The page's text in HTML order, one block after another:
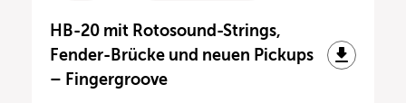
HB-20 mit Rotosound-Strings,
Fender-Brücke und neuen Pickups
– Fingergroove